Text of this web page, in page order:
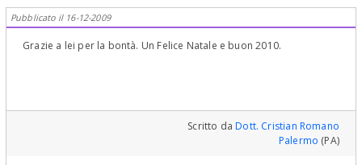
Pubblicato il 16-12-2009
Grazie a lei per la bontà. Un Felice Natale e buon 2010.
Scritto daDott. Cristian Romano
Palermo (PA)